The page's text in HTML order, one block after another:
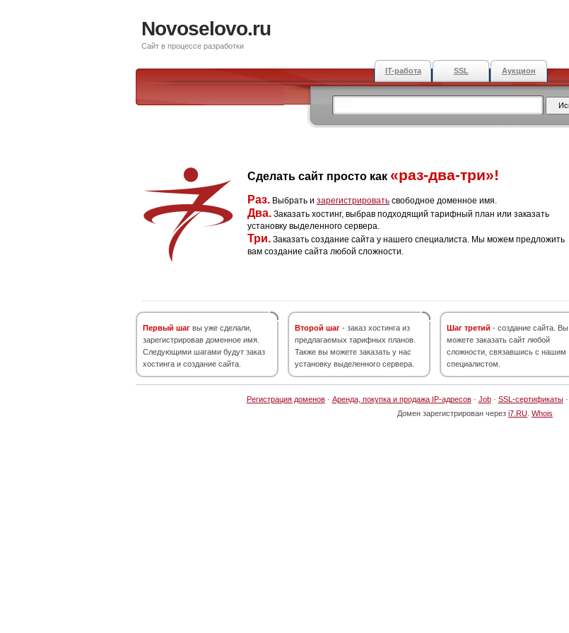
Novoselovo.ru
Сайт в процессе разработки
IT-работа SSL Аукцион
Сделать сайт просто как «раз-два-три»!
Раз. Выбрать и зарегистрировать свободное доменное имя.
Два. Заказать хостинг, выбрав подходящий тарифный план или заказать
установку выделенного сервера.
Три. Заказать создание сайта у нашего специалиста. Мы можем предложить
вам создание сайта любой сложности.
Первый шаг вы уже сделали,
зарегистрировав доменное имя.
Следующими шагами будут заказ
хостинга и создание сайта.
Второй шаг - заказ хостинга из
предлагаемых тарифных планов.
Также вы можете заказать у нас
установку выделенного сервера.
Шаг третий - создание сайта. Вы
можете заказать сайт любой
сложности, связавшись с нашим
специалистом.
Регистрация доменов· Аренда, покупка и продажа IP-адресов· Job· SSL-сертификаты·
Домен зарегистрирован через i7.RU Whois